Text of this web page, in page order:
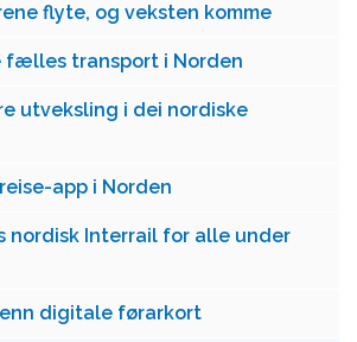
flyte, og veksten komme
fælles transport i Norden
utveksling i dei nordiske
app i Norden
nordisk Interrail for alle under
digitale førarkort